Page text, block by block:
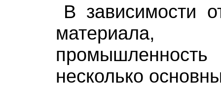
В зависимости
материала,
промышленность
несколько